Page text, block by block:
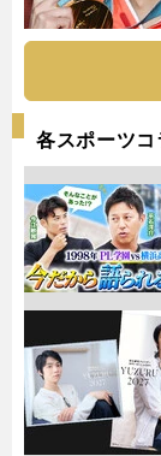
各スポーツ